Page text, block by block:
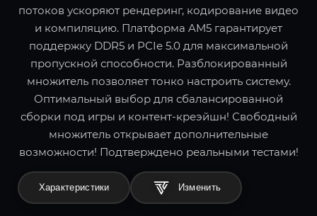
потоков ускоряют рендеринг, кодирование видео
и компиляцию. Платформа AM5 гарантирует
поддержку DDR5 и PCIe 5.0 для максимальной
пропускной способности. Разблокированный
множитель позволяет тонко настроить систему.
Оптимальный выбор для сбалансированной
сборки под игры и контент-креэйшн! Свободный
множитель открывает дополнительные
возможности! Подтверждено реальными тестами!
Характеристики